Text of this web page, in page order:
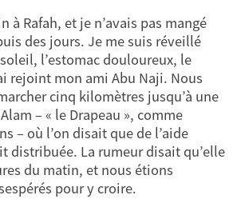
à Rafah, et je n’avais pas mangé
des jours. Je me suis réveillé
l’estomac douloureux, le
rejoint mon ami Abu Naji. Nous
cinq kilomètres jusqu’à une
– « le Drapeau », comme
– où l’on disait que de l’aide
distribuée. La rumeur disait qu’elle
du matin, et nous étions
pour y croire.